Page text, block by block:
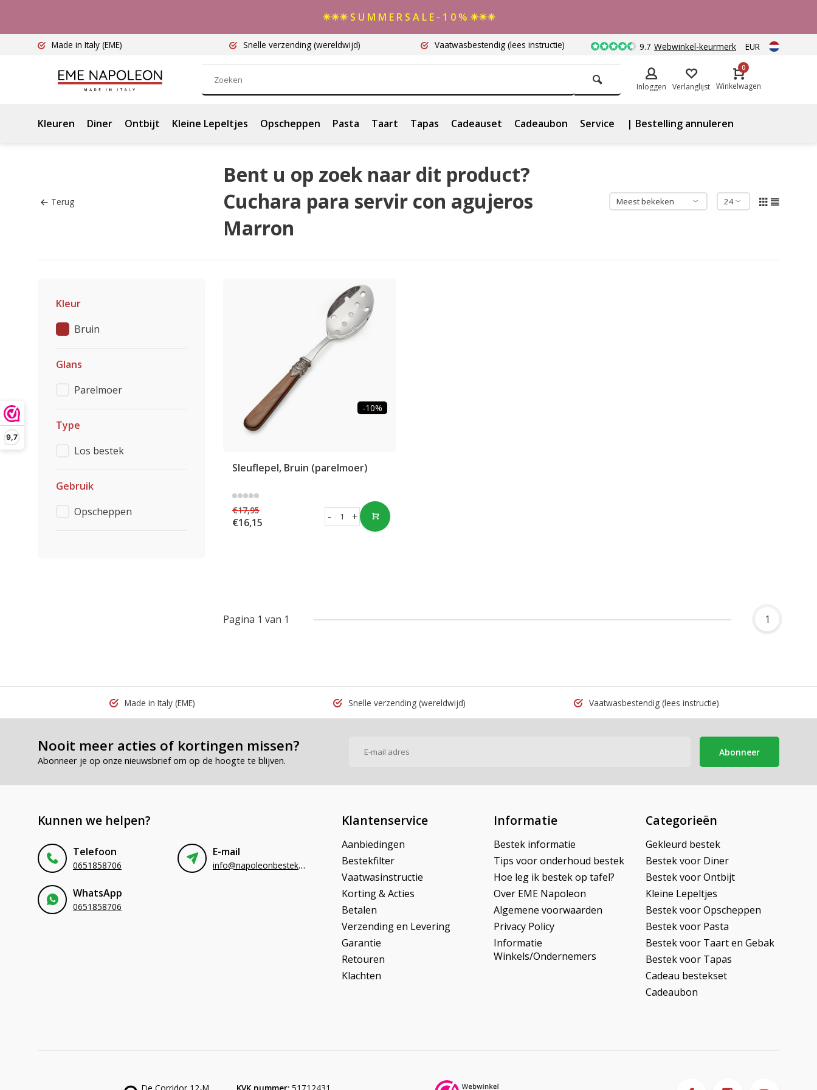
9,7
☀☀☀ S U M M E R S A L E - 1 0 % ☀☀☀
Made in Italy (EME) Snelle verzending (wereldwijd) Vaatwasbestendig (lees instructie) 9.7 Webwinkel-keurmerk EUR
Inloggen Verlanglijst
0
Winkelwagen
Kleuren Diner Ontbijt Kleine Lepeltjes Opscheppen Pasta Taart Tapas Cadeauset Cadeaubon Service | Bestelling annuleren
Terug
Bent u op zoek naar dit product?
Cuchara para servir con agujeros
Marron
Kleur
Bruin
Glans
Parelmoer
Type
Los bestek
Gebruik
Opscheppen
-10%
Sleuflepel, Bruin (parelmoer)
€17,95
€16,15 +
-
Pagina 1 van 1 1
Made in Italy (EME) Snelle verzending (wereldwijd) Vaatwasbestendig(lees instructie)
Nooit meer acties of kortingen missen?
Abonneer je op onze nieuwsbrief om op de hoogte te blijven.
Abonneer
Kunnen we helpen?
Telefoon
0651858706
E-mail
info@napoleonbestek.nl
WhatsApp
0651858706
Klantenservice
Aanbiedingen
Bestekfilter
Vaatwasinstructie
Korting & Acties
Betalen
Verzending en Levering
Garantie
Retouren
Klachten
Informatie
Bestek informatie
Tips voor onderhoud bestek
Hoe leg ik bestek op tafel?
Over EME Napoleon
Algemene voorwaarden
Privacy Policy
Informatie
Winkels/Ondernemers
Categorieën
Gekleurd bestek
Bestek voor Diner
Bestek voor Ontbijt
Kleine Lepeltjes
Bestek voor Opscheppen
Bestek voor Pasta
Bestek voor Taart en Gebak
Bestek voor Tapas
Cadeau bestekset
Cadeaubon